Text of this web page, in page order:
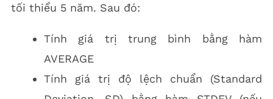
tối thiểu 5 năm. Sau đó:
Tính giá trị trung bình bằng hàm
AVERAGE
Tính giá trị độ lệch chuẩn (Standard